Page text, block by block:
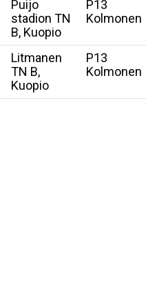
Puijo
stadion TN
B, Kuopio
P13
Kolmonen
Litmanen
TN B,
Kuopio
P13
Kolmonen